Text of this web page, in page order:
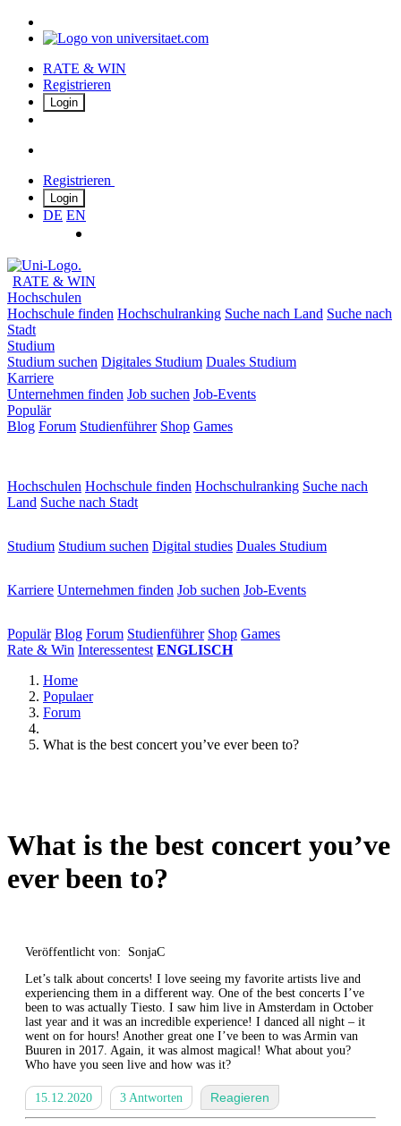
RATE & WIN
Registrieren
Login
Registrieren
Login
DE EN
RATE & WIN
Hochschulen
Hochschule finden Hochschulranking Suche nach Land Suche nach
Stadt
Studium
Studium suchen Digitales Studium Duales Studium
Karriere
Unternehmen finden Job suchen Job-Events
Populär
Blog Forum Studienführer Shop Games
Hochschulen Hochschule finden Hochschulranking Suche nach
Land Suche nach Stadt
Studium Studium suchen Digital studies Duales Studium
Karriere Unternehmen finden Job suchen Job-Events
Populär Blog Forum Studienführer Shop Games
Rate & Win Interessentest ENGLISCH
Home
Populaer
Forum
What is the best concert you’ve ever been to?
What is the best concert you’ve
ever been to?
Veröffentlicht von: SonjaC
Let’s talk about concerts! I love seeing my favorite artists live and
experiencing them in a different way. One of the best concerts I’ve
been to was actually Tiesto. I saw him live in Amsterdam in October
last year and it was an incredible experience! I danced all night – it
went on for hours! Another great one I’ve been to was Armin van
Buuren in 2017. Again, it was almost magical! What about you?
Who have you seen live and how was it?
15.12.2020 3 Antworten Reagieren